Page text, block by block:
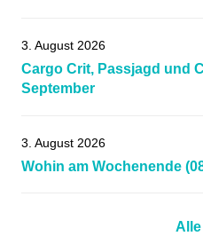
3. August 2026
Cargo Crit, Passjagd und
September
3. August 2026
Wohin am Wochenende